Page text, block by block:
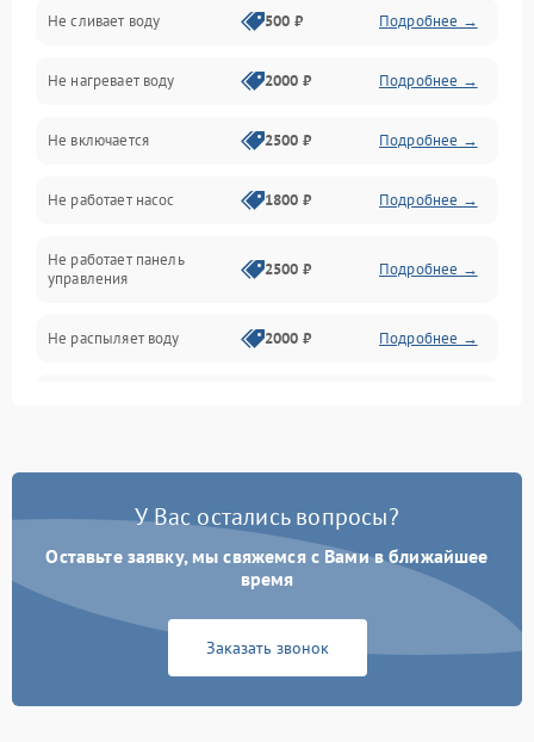
Электропитание
Датчики
Нагрев
Вода
Гигиена
Программное обеспечение
Не сливает воду 500 ₽ Подробнее →
Не нагревает воду 2000 ₽ Подробнее →
Не включается 2500 ₽ Подробнее →
Не работает насос 1800 ₽ Подробнее →
Не работает панель
управления
2500 ₽ Подробнее →
Не распыляет воду 2000 ₽ Подробнее →
Проблемы с набором
Не работает сушилка 2100 ₽ Подробнее →
Сбои в работе таймера 1700 ₽
У Вас остались вопросы?
Оставьте заявку, мы свяжемся с Вами в ближайшее
время
Заказать звонок